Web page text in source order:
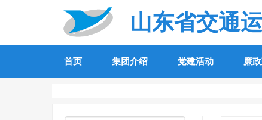
山东省交通
首页 集团介绍 党建活动 廉